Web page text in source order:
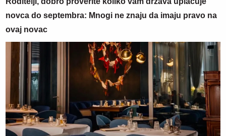
novca do septembra: Mnogi ne znaju da imaju pravo na
ovaj novac